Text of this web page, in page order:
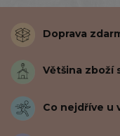
Doprava
Většina zboží
Co nejdříve u